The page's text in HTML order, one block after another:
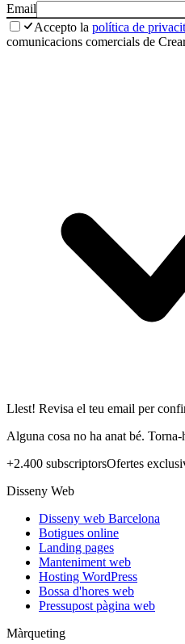
Email
Accepto la política de
comunicacions comercials de
Llest! Revisa el teu email per
Alguna cosa no ha anat bé. Torna-
+2.400 subscriptorsOfertes
Disseny Web
Disseny web Barcelona
Botigues online
Landing pages
Manteniment web
Hosting WordPress
Bossa d'hores web
Pressupost pàgina web
Màrqueting